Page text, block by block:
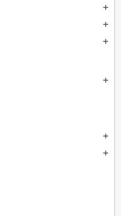
add
add
add
add
add
add